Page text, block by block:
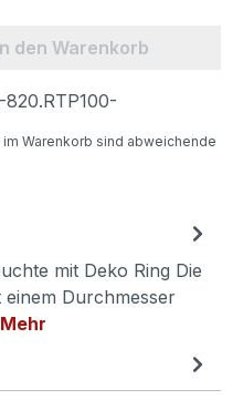
den
den Warenkorb
Warenkorb sind abweichende
mit Deko Ring Die
Durchmesser
Mehr